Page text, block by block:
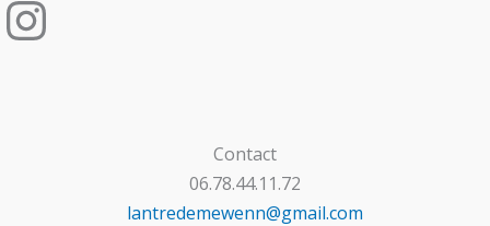
Contact
06.78.44.11.72
lantredemewenn@gmail.com